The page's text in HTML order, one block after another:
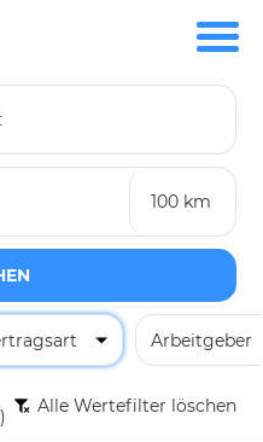
Arbeitgeber
Alle Wertefilter löschen